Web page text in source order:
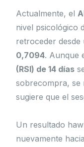
Actualmente, el
nivel psicológico
retroceder desde
0,7094. Aunque
(RSI) de 14 días
sobrecompra, se
sugiere que el
Un resultado
nuevamente hacia